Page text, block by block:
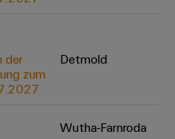
der
zum
Detmold
Wutha-Farnroda